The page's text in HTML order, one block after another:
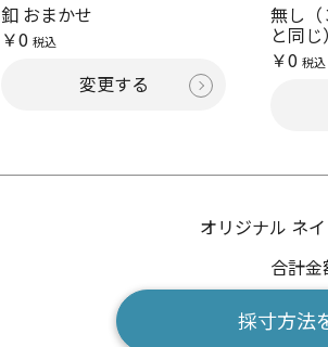
釦 おまかせ
￥0税込
変更する
無し（
と同じ）
￥0税込
オリジナル ネ
合計金
採寸方法